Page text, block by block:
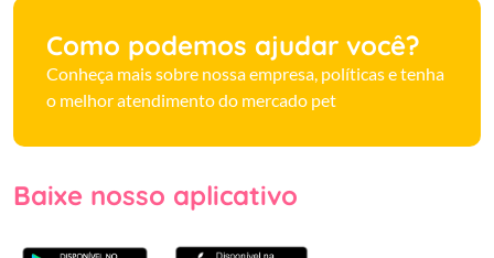
Como podemos ajudar você?
Conheça mais sobre nossa empresa, políticas e tenha
o melhor atendimento do mercado pet
Baixe nosso aplicativo